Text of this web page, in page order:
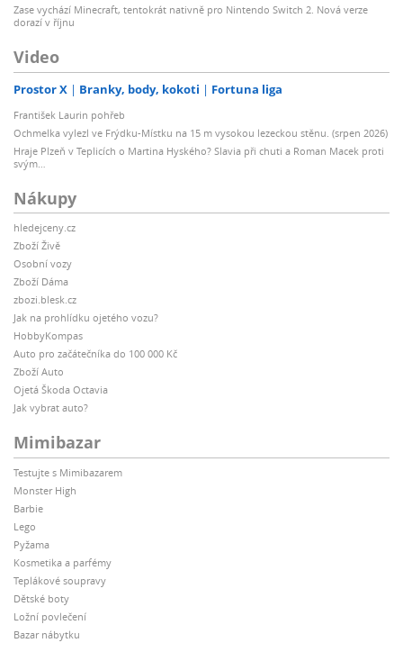
Zase vychází Minecraft, tentokrát nativně pro Nintendo Switch 2. Nová verze
dorazí v říjnu
Video
Prostor X Branky, body, kokoti Fortuna liga
František Laurin pohřeb
Ochmelka vylezl ve Frýdku-Místku na 15 m vysokou lezeckou stěnu. (srpen 2026)
Hraje Plzeň v Teplicích o Martina Hyského? Slavia při chuti a Roman Macek proti
svým…
Nákupy
hledejceny.cz
Zboží Živě
Osobní vozy
Zboží Dáma
zbozi.blesk.cz
Jak na prohlídku ojetého vozu?
HobbyKompas
Auto pro začátečníka do 100 000 Kč
Zboží Auto
Ojetá Škoda Octavia
Jak vybrat auto?
Mimibazar
Testujte s Mimibazarem
Monster High
Barbie
Lego
Pyžama
Kosmetika a parfémy
Teplákové soupravy
Dětské boty
Ložní povlečení
Bazar nábytku